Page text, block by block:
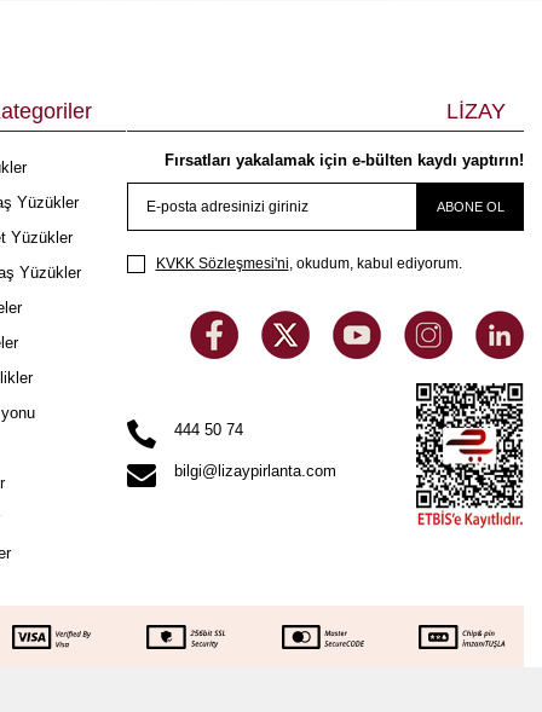
Yüzükler
Yüzükler
Yüzükler
LİZAY
Fırsatları yakalamak için e-bülten kaydı yaptırın!
ABONE OL
KVKK Sözleşmesi'ni, okudum, kabul ediyorum.
444 50 74
bilgi@lizaypirlanta.com